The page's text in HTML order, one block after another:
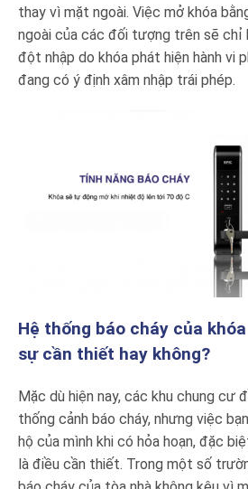
thay vì mặt ngoài. Việc mở khóa
ngoài của các đối tượng trên sẽ chỉ
đột nhập do khóa phát hiện hành vi
đang có ý định xâm nhập trái phép.
Hệ thống báo cháy của
sự cần thiết hay không?
Mặc dù hiện nay, các khu chung cư
thống cảnh báo cháy, nhưng việc
hộ của mình khi có hỏa hoạn, đặc
là điều cần thiết. Trong một số